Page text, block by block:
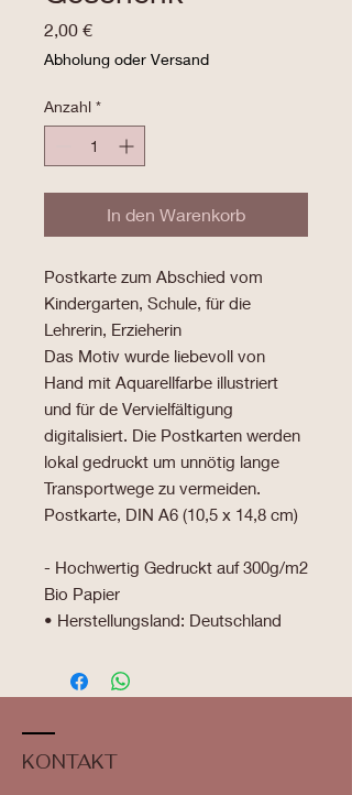
2,00 €Preis
Abholung oder Versand
Anzahl *
In den Warenkorb
Postkarte zum Abschied vom
Kindergarten, Schule, für die
Lehrerin, Erzieherin
Das Motiv wurde liebevoll von
Hand mit Aquarellfarbe illustriert
und für de Vervielfältigung
digitalisiert. Die Postkarten werden
lokal gedruckt um unnötig lange
Transportwege zu vermeiden.
Postkarte, DIN A6 (10,5 x 14,8 cm)
- Hochwertig Gedruckt auf 300g/m2
Bio Papier
• Herstellungsland: Deutschland
KONTAKT